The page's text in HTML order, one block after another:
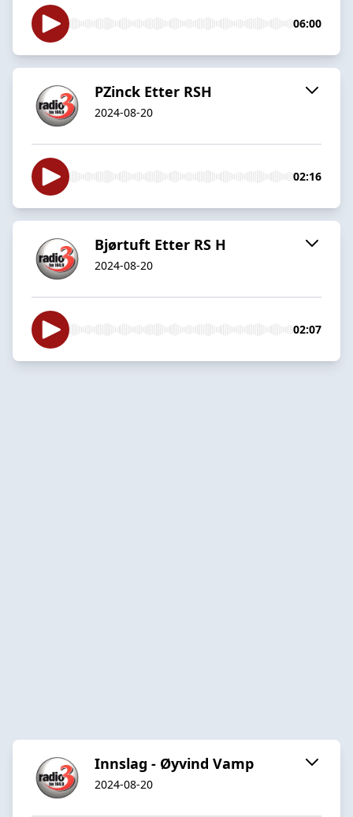
06:00
PZinck Etter RSH
2024-08-20
02:16
Bjørtuft Etter RS H
2024-08-20
02:07
Innslag - Øyvind Vamp
2024-08-20